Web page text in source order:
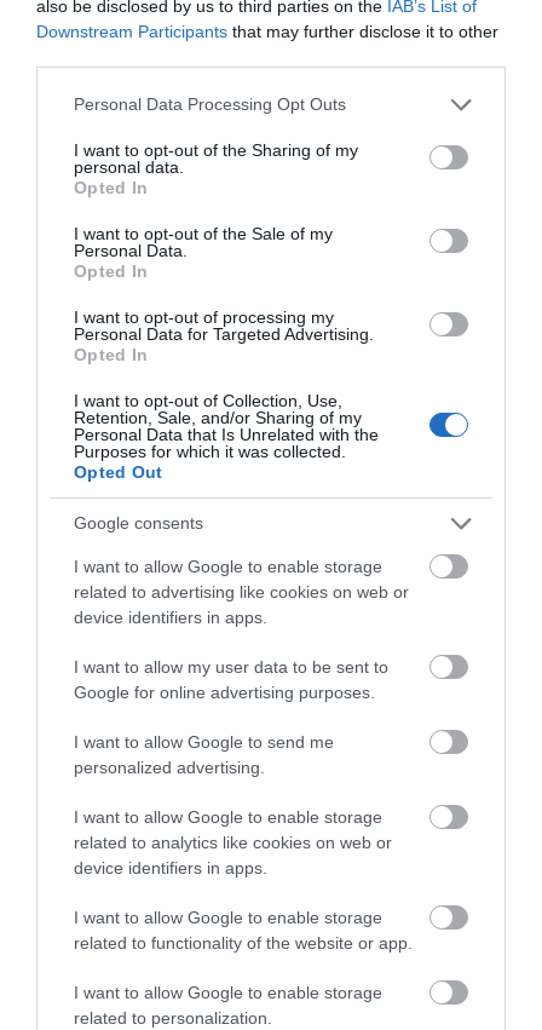
also be disclosed by us to third parties on the IAB’s List of
Downstream Participants that may further disclose it to other
Please note that this website/app uses one or more Google
not limited to your visit or usage behaviour. You may click to
grant or deny consent to Google and its third-party tags to
use your data for below specified purposes in below Google
consent section.
Personal Data Processing Opt Outs
I want to opt-out of the Sharing of my
personal data.
Opted In
I want to opt-out of the Sale of my
Personal Data.
Opted In
I want to opt-out of processing my
Personal Data for Targeted Advertising.
Opted In
I want to opt-out of Collection, Use,
Retention, Sale, and/or Sharing of my
Personal Data that Is Unrelated with the
Purposes for which it was collected.
Opted Out
Google consents
I want to allow Google to enable storage
related to advertising like cookies on web or
device identifiers in apps.
I want to allow my user data to be sent to
Google for online advertising purposes.
I want to allow Google to send me
personalized advertising.
I want to allow Google to enable storage
related to analytics like cookies on web or
device identifiers in apps.
I want to allow Google to enable storage
related to functionality of the website or app.
I want to allow Google to enable storage
related to personalization.
05.08.2026 | 19:40
προκάλεσαν σοβαρές ζημιές σε
05.08.2026 | 19:20
Ο απόλυτος οδηγός για να ζήσεις
τη Σαντορίνη από τη θάλασσα
05.08.2026 | 19:00
Κρίσιμες ώρες για άνδρα που
τραυματίστηκε σε τροχαίο στην
Εύβοια
05.08.2026 | 18:40
Τρόμος σε πτήση της Air India: Το
αεροσκάφος έχασε απότομα ύψος
– 17 τραυματίες
05.08.2026 | 18:20
Μεγάλη προσοχή στην Εύβοια:
Νέα τηλεφωνική απάτη
Rolex αξίας 75.000 ευρώ – Η
ανακάλυψη κάτω από τα βράχια
Τρόμος στην Εύβοια: Δύο
άγνωστοι εισέβαλαν σε σπίτι
μέσα στη νύχτα – Δείτε τι
άρπαξαν
05.08.2026 | 17:20
Στήριξη στους
μέτρα που ανακοίνωσε
ο Μητσοτάκης μετά τις
καταστροφικές φωτιές
Νέα οδικά έργα
περιοχές της Στερεάς
Ελλάδας
Σε κλίμα συγκίνησης η
κηδεία του Γιάννη
Βαρβιτσιώτη –
Πολιτικοί και πλήθος
Έκτακτο: Συνάντηση
Σπανού – Γεωργιάδη
στη Λαμία
Σήμερα το τελευταίο
Βαρβιτσιώτη
των μεταφορών με
μείωση του
λειτουργικού κόστους